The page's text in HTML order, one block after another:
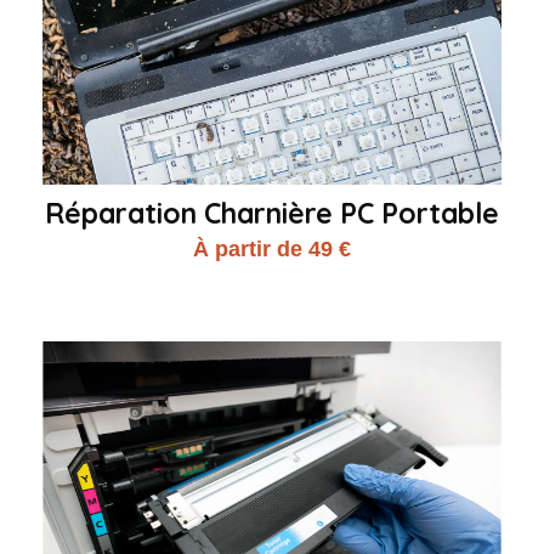
Réparation Charnière PC Portable
À partir de 49 €